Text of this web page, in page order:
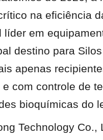
na eficiência
líder em
destino para
apenas
com controle de
bioquímicas do
Technology Co.,